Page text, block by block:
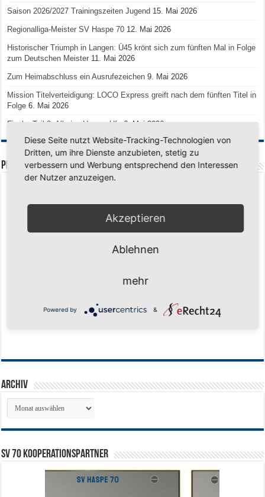
Saison 2026/2027 Trainingszeiten Jugend 15. Mai 2026
Regionalliga-Meister SV Haspe 70 12. Mai 2026
Historischer Triumph in Langen: Ü45 krönt sich zum fünften Mal in Folge
zum Deutschen Meister 11. Mai 2026
Zum Heimabschluss ein Ausrufezeichen 9. Mai 2026
Mission Titelverteidigung: LOCO Express greift nach dem fünften Titel in
Folge 6. Mai 2026
Finale, Teil 2: Alle ins Hasper Ufo 6. Mai 2026
PREMIUMPARTNER
Archiv
Archiv
SV 70 Kooperationspartner
Diese Seite nutzt Website-Tracking-Technologien von
Dritten, um ihre Dienste anzubieten, stetig zu
verbessern und Werbung entsprechend den Interessen
der Nutzer anzuzeigen.
Akzeptieren
Ablehnen
mehr
Powered by &